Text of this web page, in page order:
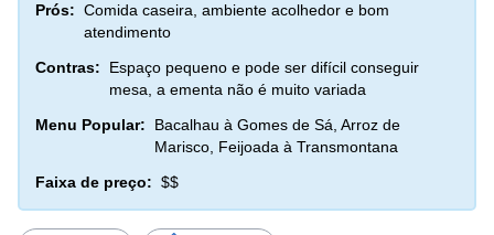
Prós: Comida caseira, ambiente acolhedor e bom
atendimento
Contras:
Espaço pequeno e pode ser difícil conseguir
mesa, a ementa não é muito variada
Menu Popular:
Bacalhau à Gomes de Sá, Arroz de
Marisco, Feijoada à Transmontana
Faixa de preço: $$